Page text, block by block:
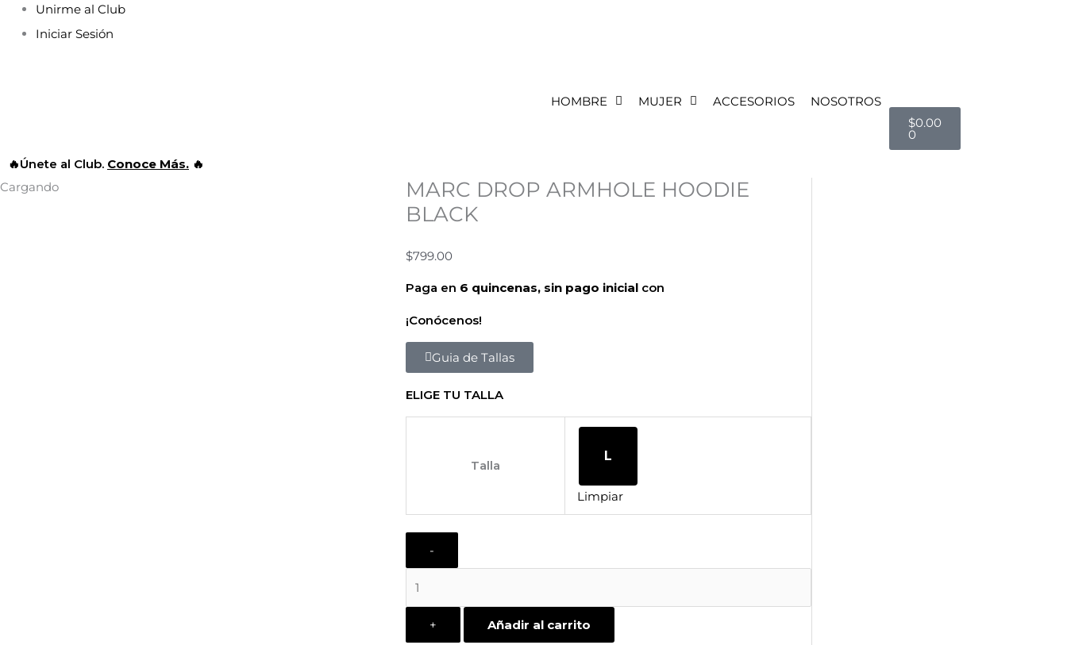
Unirme al Club
Iniciar Sesión
HOMBRE MUJER ACCESORIOS
NOSOTROS
$0.00
0
Cart
🔥Únete al Club. Conoce Más. 🔥
Cargando
MARC DROP ARMHOLE HOODIE
BLACK
$799.00
Paga en 6 quincenas, sin pago inicial con
¡Conócenos!
Guia de Tallas
ELIGE TU TALLA
Talla
L
Limpiar
-
cantidad
+ Añadir al carrito